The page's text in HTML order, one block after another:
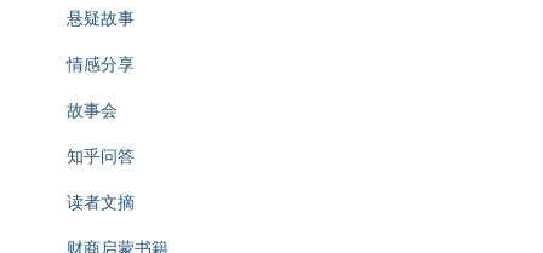
悬疑故事
情感分享
故事会
知乎问答
读者文摘
财商启蒙书籍